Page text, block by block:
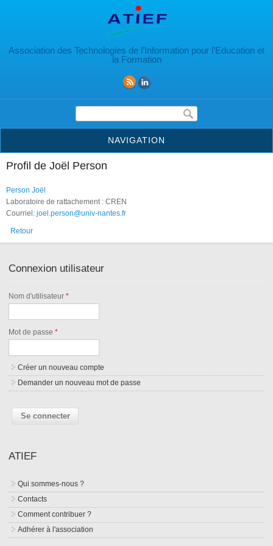
Association des Technologies de l’Information pour l’Education et
la Formation
Formulaire de recherche
NAVIGATION
Profil de Joël Person
Person Joël
Laboratoire de rattachement : CREN
Courriel: joel.person@univ-nantes.fr
Retour
Connexion utilisateur
Nom d'utilisateur*
Mot de passe*
Créer un nouveau compte
Demander un nouveau mot de passe
ATIEF
Qui sommes-nous ?
Contacts
Comment contribuer ?
Adhérer à l'association